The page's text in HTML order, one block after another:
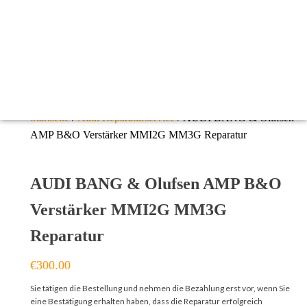
Startseite/Audi Reparaturservice/ AUDI BANG & Olufsen
AMP B&O Verstärker MMI2G MM3G Reparatur
AUDI BANG & Olufsen AMP B&O
Verstärker MMI2G MM3G
Reparatur
€300.00
Sie tätigen die Bestellung und nehmen die Bezahlung erst vor, wenn Sie
eine Bestätigung erhalten haben, dass die Reparatur erfolgreich